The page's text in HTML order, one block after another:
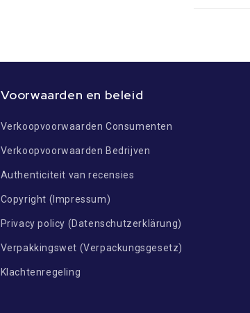
Voorwaarden en beleid
Verkoopvoorwaarden Consumenten
Verkoopvoorwaarden Bedrijven
Authenticiteit van recensies
Copyright (Impressum)
Privacy policy (Datenschutzerklärung)
Verpakkingswet (Verpackungsgesetz)
Klachtenregeling